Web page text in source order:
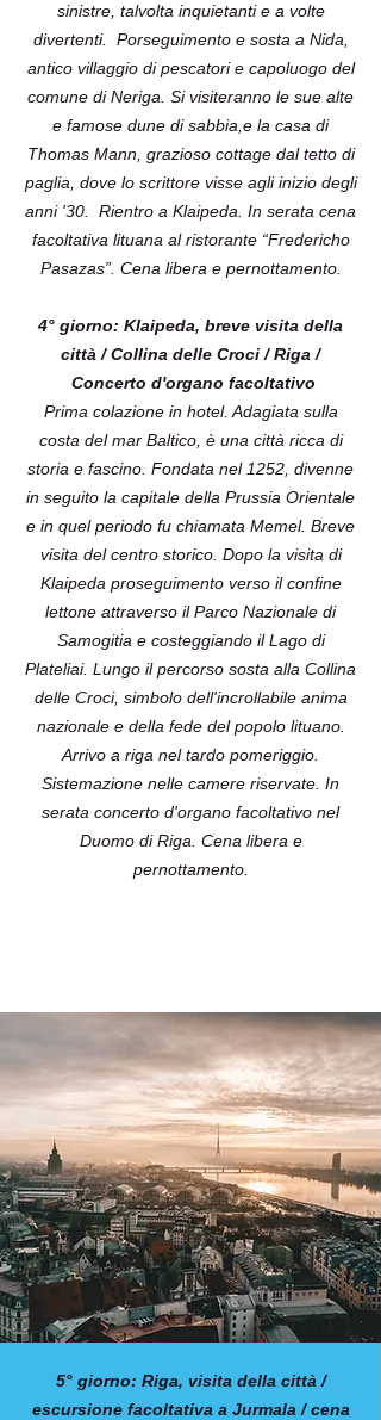
sinistre, talvolta inquietanti e a volte
divertenti. Porseguimento e sosta a Nida,
antico villaggio di pescatori e capoluogo del
comune di Neriga. Si visiteranno le sue alte
e famose dune di sabbia,e la casa di
Thomas Mann, grazioso cottage dal tetto di
paglia, dove lo scrittore visse agli inizio degli
anni '30. Rientro a Klaipeda. In serata cena
facoltativa lituana al ristorante “Fredericho
Pasazas”. Cena libera e pernottamento.
4° giorno: Klaipeda, breve visita della
città / Collina delle Croci / Riga /
Concerto d'organo facoltativo
Prima colazione in hotel. Adagiata sulla
costa del mar Baltico, è una città ricca di
storia e fascino. Fondata nel 1252, divenne
in seguito la capitale della Prussia Orientale
e in quel periodo fu chiamata Memel. Breve
visita del centro storico. Dopo la visita di
Klaipeda proseguimento verso il confine
lettone attraverso il Parco Nazionale di
Samogitia e costeggiando il Lago di
Plateliai. Lungo il percorso sosta alla Collina
delle Croci, simbolo dell'incrollabile anima
nazionale e della fede del popolo lituano.
Arrivo a riga nel tardo pomeriggio.
Sistemazione nelle camere riservate. In
serata concerto d'organo facoltativo nel
Duomo di Riga. Cena libera e
pernottamento.
5° giorno: Riga, visita della città /
escursione facoltativa a Jurmala / cena